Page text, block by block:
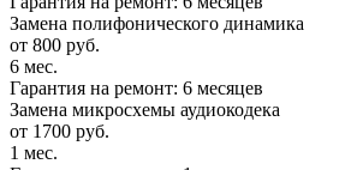
Замена полифонического динамика
от 800 руб.
6 мес.
Гарантия на ремонт: 6 месяцев
Замена микросхемы аудиокодека
от 1700 руб.
1 мес.